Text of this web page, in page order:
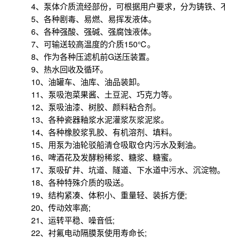
4、泵体介质流经部份，可根据用户要求，分为铸铁、
5、各种剧毒、易燃、易挥发液体。
6、各种强酸、强碱、强腐蚀液体。
7、可输送较高温度的介质150℃。
8、作为各种压滤机前G送压装置。
9、热水回收及循环。
10、油罐车、油库、油品装卸。
11、泵吸泡菜果酱、土豆泥、巧克力等。
12、泵吸油漆、树胶、颜料粘合剂。
13、各种瓷器釉浆水泥灌浆灰浆泥浆。
14、各种橡胶浆乳胶、有机溶剂、填料。
15、用泵为油轮驳船清仓吸取仓内污水及剩油。
16、啤酒花及发酵粉稀浆、糖浆、糖蜜。
17、泵吸矿井、坑道、隧道、下水道中污水、沉淀物。
18、各种特殊介质的吸送。
19、结构紧凑、体积小、重量轻、装拆方便;
20、传动效率高;
21、运转平稳、噪音低;
22、衬氟电动隔膜泵使用寿命长;